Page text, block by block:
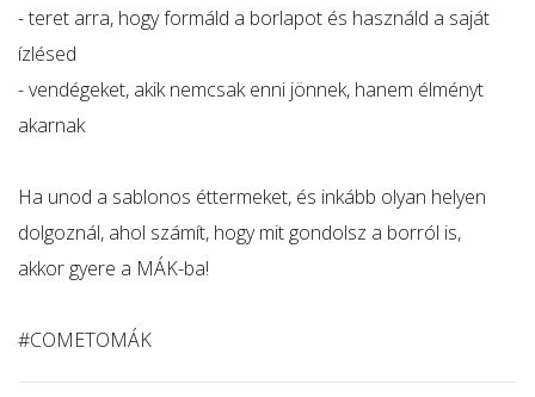
- teret arra, hogy formáld a borlapot és használd a saját
ízlésed
- vendégeket, akik nemcsak enni jönnek, hanem élményt
akarnak
Ha unod a sablonos éttermeket, és inkább olyan helyen
dolgoznál, ahol számít, hogy mit gondolsz a borról is,
akkor gyere a MÁK-ba!
#COMETOMÁK